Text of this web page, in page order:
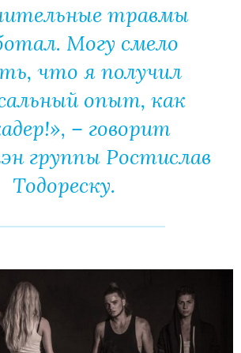
травмы
Могу смело
что я получил
опыт, как
– говорит
группы Ростислав
Тодореску.